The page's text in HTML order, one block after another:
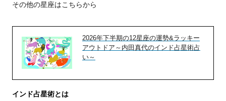
その他の星座はこちらから
2026年下半期の12星座の運勢&ラッキー
アウトドア～内田真代のインド占星術占
い～
インド占星術とは